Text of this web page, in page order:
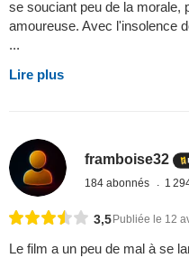
se souciant peu de la morale,
amoureuse. Avec l'insolence
...
Lire plus
framboise32
184 abonnés 1
3,5 Publiée le 12
Le film a un peu de mal à se